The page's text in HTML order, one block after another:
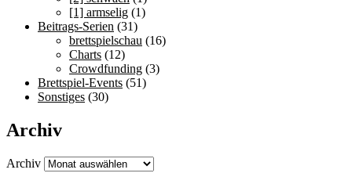
[1] armselig (1)
Beitrags-Serien (31)
brettspielschau (16)
Charts (12)
Crowdfunding (3)
Brettspiel-Events (51)
Sonstiges (30)
Archiv
Archiv